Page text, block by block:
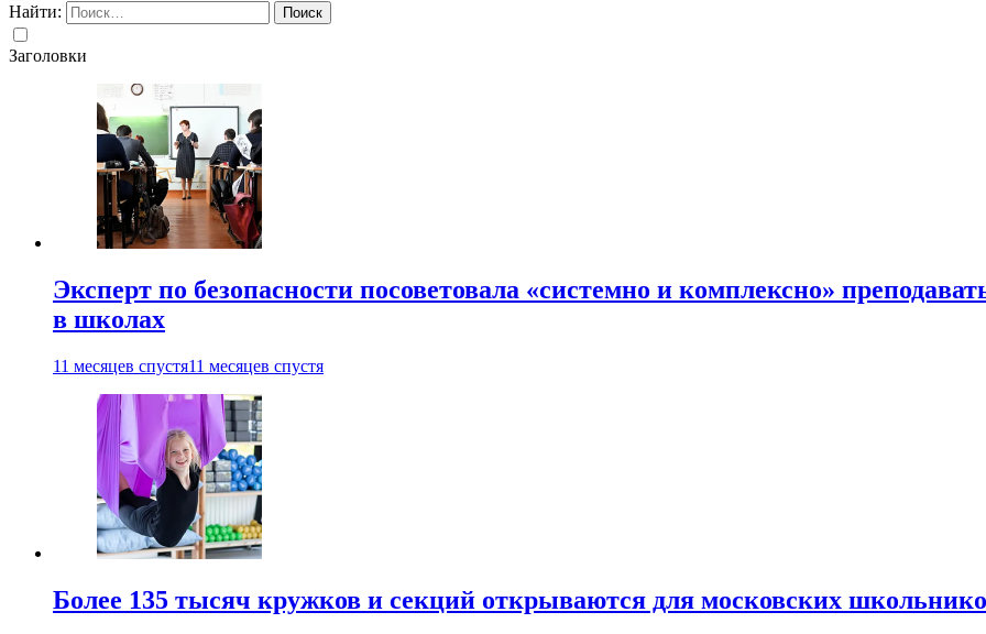
Найти:
Заголовки
Эксперт по безопасности посоветовала «системно и комплексно»
в школах
11 месяцев спустя11 месяцев спустя
Более 135 тысяч кружков и секций открываются для московских